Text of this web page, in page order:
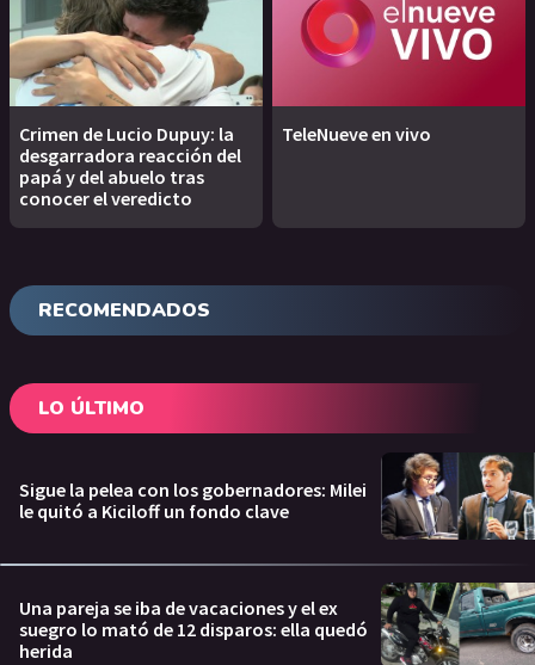
Crimen de Lucio Dupuy: la
desgarradora reacción del
papá y del abuelo tras
conocer el veredicto
TeleNueve en vivo
RECOMENDADOS
LO ÚLTIMO
Sigue la pelea con los gobernadores: Milei
le quitó a Kiciloff un fondo clave
Una pareja se iba de vacaciones y el ex
suegro lo mató de 12 disparos: ella quedó
herida